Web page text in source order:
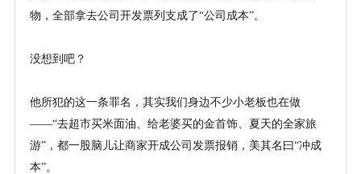
物，全部拿去公司开发票列支成了“公司成本”。
没想到吧？
他所犯的这一条罪名，其实我们身边不少小老板也在做
——“去超市买米面油、给老婆买的金首饰、夏天的全家旅
游”，都一股脑儿让商家开成公司发票报销，美其名曰“冲成
本”。